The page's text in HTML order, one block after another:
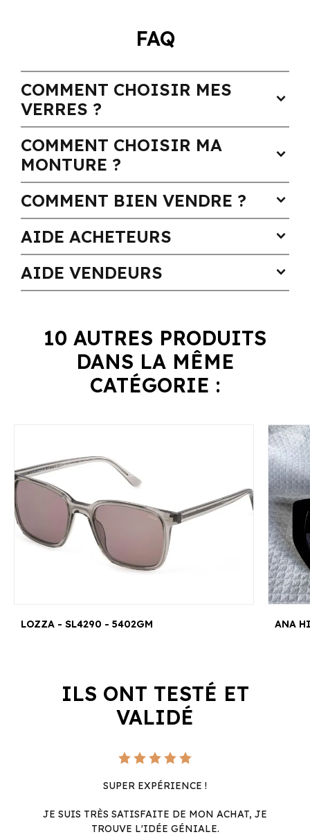
FAQ
COMMENT CHOISIR MES
VERRES ?
expand_more
COMMENT CHOISIR MA
MONTURE ?
expand_more
COMMENT BIEN VENDRE ? expand_more
AIDE ACHETEURS expand_more
AIDE VENDEURS expand_more
10 AUTRES PRODUITS
DANS LA MÊME
CATÉGORIE :
LOZZA - SL4290 - 5402GM ANA
ILS ONT TESTÉ ET
VALIDÉ
SUPER EXPÉRIENCE !
JE SUIS TRÈS SATISFAITE DE MON ACHAT, JE
TROUVE L'IDÉE GÉNIALE.